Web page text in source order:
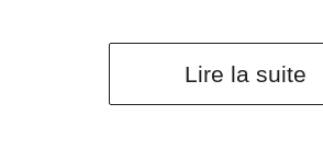
Lire la suite